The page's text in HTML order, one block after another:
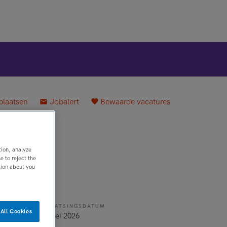
Jobalert Bewaarde vacatures
PLAATSINGSDATUM
9 mei 2026
analyze
to reject the
about you
Cookies